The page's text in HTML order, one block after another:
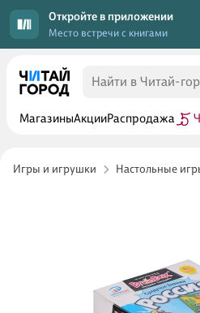
Откройте в приложении
Место встречи с книгами
МагазиныАкцииРаспродажа
Игры и игрушки Настольные